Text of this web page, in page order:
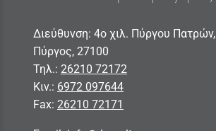
Διεύθυνση: 4ο χιλ. Πύργου Πατρών,
Πύργος, 27100
Τηλ.: 26210 72172
Κιν.: 6972 097644
Fax: 26210 72171